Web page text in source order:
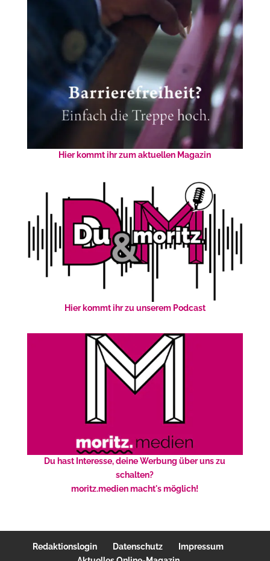
Hier kommt ihr zum aktuellen Magazin
Hier kommt ihr zu unserem Podcast
Du hast Interesse, deine Werbung über uns zu
schalten?
moritz.medien macht's möglich!
Redaktionslogin Datenschutz
Impressum